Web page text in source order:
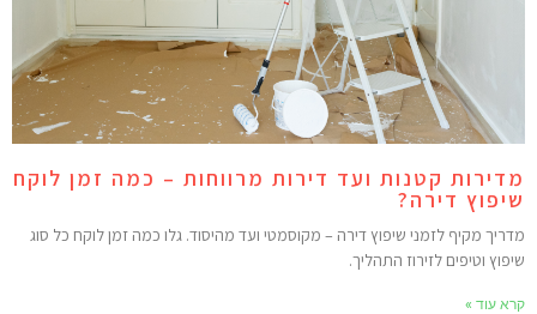
קטנות ועד דירות מרווחות – כמה זמן לוקח
דירה?
מקיף לזמני שיפוץ דירה – מקוסמטי ועד מהיסוד. גלו כמה זמן לוקח כל סוג
וטיפים לזירוז התהליך.
עוד »